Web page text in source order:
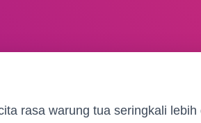
rasa warung tua seringkali